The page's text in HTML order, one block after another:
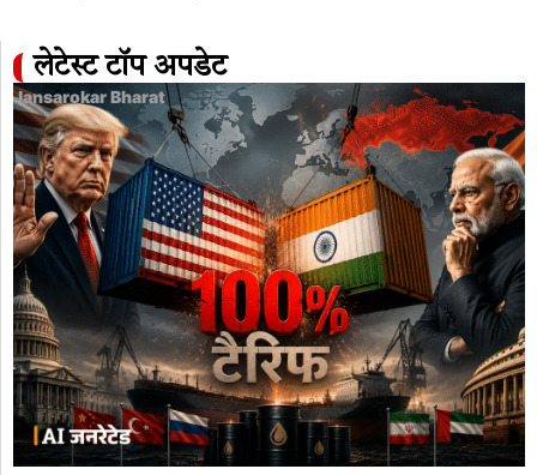
लेटेस्ट टॉप अपडेट
Jansarokar Bharat